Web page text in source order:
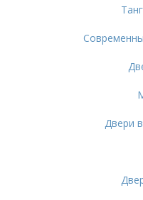
Двери